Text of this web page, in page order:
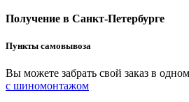
Получение в Санкт-Петербурге
Пункты самовывоза
Вы можете забрать свой заказ в
с шиномонтажом